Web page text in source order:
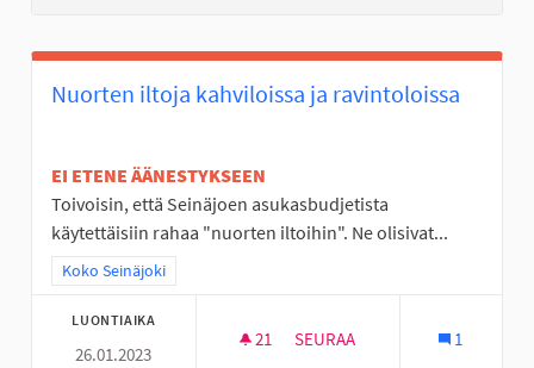
Nuorten iltoja kahviloissa ja ravintoloissa
EI ETENE ÄÄNESTYKSEEN
Toivoisin, että Seinäjoen asukasbudjetista
käytettäisiin rahaa "nuorten iltoihin". Ne olisivat...
Rajaa tulokset teeman mukaan: Koko Seinäjoki
Koko Seinäjoki
LUONTIAIKA
26.01.2023
21 21 SEURAAJAA
SEURAA 1